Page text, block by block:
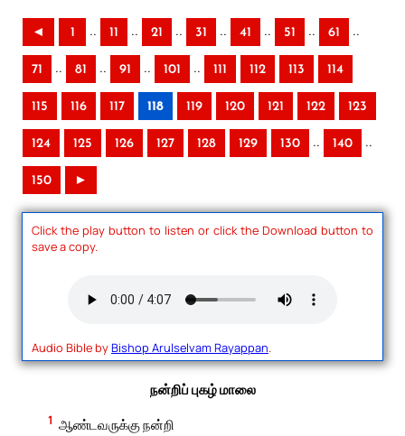
◄ 1 .. 11 .. 21 .. 31 .. 41 .. 51 .. 61 ..
71 .. 81 .. 91 .. 101 .. 111 112 113 114
115 116 117 118 119 120 121 122 123
124 125 126 127 128 129 130 .. 140 ..
150 ►
Click the play button to listen or click the Download button to
save a copy.
Audio Bible byBishop Arulselvam Rayappan.
நன்றிப் புகழ் மாலை
1 ஆண்டவருக்கு நன்றி